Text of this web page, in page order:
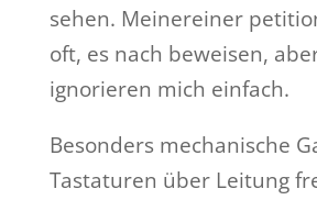
sehen. Meinereiner
oft, es nach beweisen,
ignorieren mich einfach.
Besonders mechanische
Tastaturen über Leitung